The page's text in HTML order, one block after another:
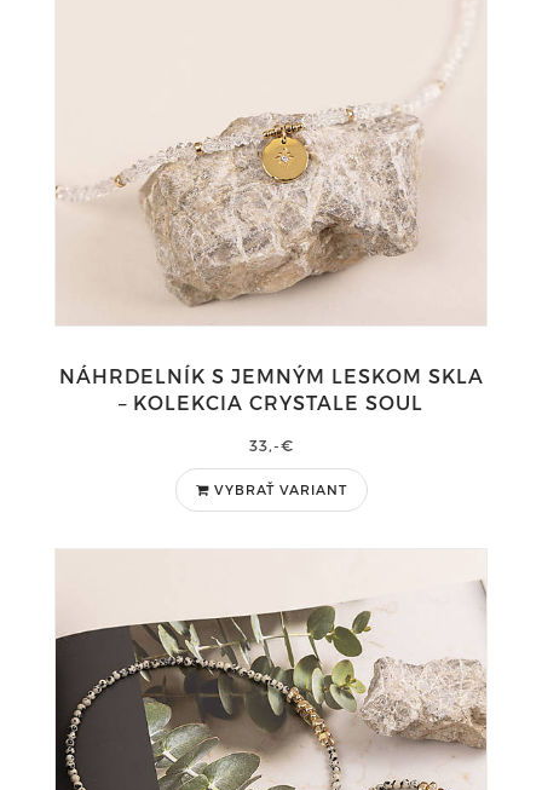
NÁHRDELNÍK S JEMNÝM LESKOM SKLA
– KOLEKCIA CRYSTALE SOUL
33,-€
VYBRAŤ VARIANT